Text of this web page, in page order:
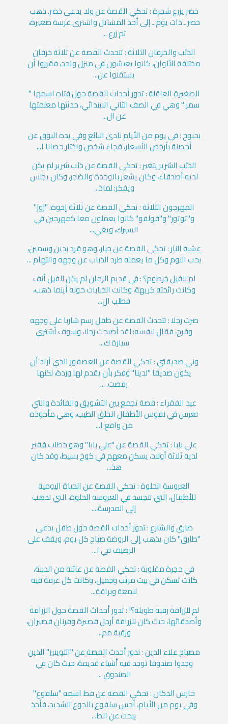
خضر يزرع شجرة : تحكي القصة عن ولد يدعى خضر. ذهب
خضر ـ ذات يوم ـ إلى أحد المشاتل واشترى غرسة صغيرة،
ثم زرع ...
الذئب والخرفان الثلاثة : تتحدث القصة عن ثلاثة خرفان
مختلفة الألوان، كانوا يعيشون في منزل واحد، فقرروا أن
يستقلوا عن...
الصغيرة العاقلة : تدور أحداث القصة حول فتاه اسمها "
سمر " وهي في الصف الثاني الابتدائي، حدثتها معلمتها
عن ال...
بحبوح : في يوم من الأيام نادى البائع وفي يده البوق عن
أحصنة بأرخص الأسعار، فجاء شخص واختار حصانا ا...
الذئب الشرير يتغير : تحكي القصة عن ذئب شرير لم يكن
لديه أصدقاء، وكان يشعر بالوحدة والضجر، وكان يجلس
ويفكر: لماذ...
المهرجون الثلاثة : تحكي القصة عن ثلاثة إخوة: "زوز"
و"توتور" و"فولفو" كانوا يعملون معا كمهرجين في
السيرك، ويعي...
عشبة النار : تحكي القصة عن حيار، وهو قرد بدين وسمين،
يحب النوم وكل ما يعمله طرد الذباب عن وجهه والتهام ...
لم للفيل خرطوم؟ : في قديم الزمان لم يكن للفيل أنف
وكانت رائحته كريهة، وكانت الذبابات حوله أينما ذهب،
فطلب ال...
صرت رجلا : تتحدث القصة عن طفل رسم شاربا على وجهه
وفرح، فقال لنفسه: لقد أصبحت رجلا، وسوف أشتري
سيارة ك...
وني صديقتي : تحكي القصة عن العصفور الذي أراد أن
يكون صديقا "لدينا" وفكر بأن يقدم لها وردة، لكنها
رفضت. ...
عيد الفقراء : قصة تجمع بين التشويق والفائدة والتي
تغرس في نفوس الأطفال الخلق الطيب، وهي مأخوذة
من واقع ا...
علي بابا : تحكي القصة عن "علي بابا" وهو حطاب فقير
لديه ثلاثة أولاد، يسكن معهم في كوخ بسيط، وقد كان
هذ...
العروسة الحلوة : تحكي القصة عن الحياة اليومية
للأطفال، التي تتجسد في العروسة الحلوة، التي تذهب
إلى المدرسة،...
طارق والشارع : تدور أحداث القصة حول طفل يدعى
"طارق" كان يذهب إلى الروضة صباح كل يوم، ويقف على
الرصيف في ا...
في حجرة مقلوبة : تحكي القصة عن عائلة من الدببة،
كانت تسكن في بيت مرتب وجميل، وكانت كل غرفة فيه
لامعة وبراقة...
لم للزرافة رقبة طويلة؟! : تدور أحداث القصة حول الزرافة
وأصدقائها، حيث كان للزرافة أرجل قصيرة وقرنان قصيران،
ورقبة مم...
مصباح علاء الدين : تدور أحدث القصة عن "التوينيز" الذين
وجدوا صندوقا توجد فيه أشياء قديمة، حيث كان في
الصندوق ...
حارس الدكان : تحكي القصة عن قط اسمه "سلفوع"
وفي يوم من الأيام، أحس سلفوع بالجوع الشديد، فأخذ
يبحث عن الط...